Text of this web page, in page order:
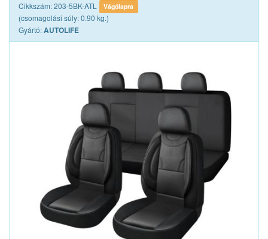
Cikkszám: 203-5BK-ATL Vágólapra
(csomagolási súly: 0.90 kg.)
Gyártó:AUTOLIFE